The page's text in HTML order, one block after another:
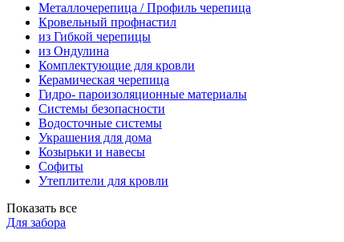
Металлочерепица / Профиль черепица
Кровельный профнастил
из Гибкой черепицы
из Ондулина
Комплектующие для кровли
Керамическая черепица
Гидро- пароизоляционные материалы
Системы безопасности
Водосточные системы
Украшения для дома
Козырьки и навесы
Софиты
Утеплители для кровли
Показать все
Для забора